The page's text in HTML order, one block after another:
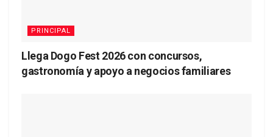
PRINCIPAL
Llega Dogo Fest 2026 con concursos,
gastronomía y apoyo a negocios familiares